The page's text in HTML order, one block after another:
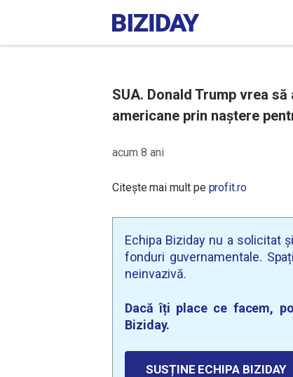
SUA. Donald Trump vrea
americane prin naştere
acum 8 ani
Citește mai mult pe profit.ro
Echipa Biziday nu a solicitat
fonduri guvernamentale.
neinvazivă.
Dacă îți place ce facem,
Biziday.
SUSȚINE ECHIPA BIZIDAY